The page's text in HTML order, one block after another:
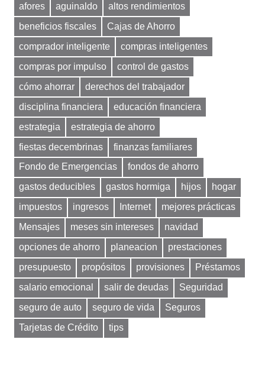
afores aguinaldo
altos rendimientos
beneficios fiscales
Cajas de Ahorro
comprador inteligente
compras inteligentes
compras por impulso
control de gastos
cómo ahorrar
derechos del trabajador
disciplina financiera
educación financiera
estrategia
estrategia de ahorro
fiestas decembrinas
finanzas familiares
Fondo de Emergencias
fondos de ahorro
gastos deducibles
gastos hormiga hijos
hogar
impuestos
ingresos Internet
mejores prácticas
Mensajes
meses sin intereses
navidad
opciones de ahorro
planeacion
prestaciones
presupuesto
propósitos provisiones
Préstamos
salario emocional
salir de deudas
Seguridad
seguro de auto
seguro de vida
Seguros
Tarjetas de Crédito
tips